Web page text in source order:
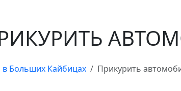
Больших Кайбицах Прикурить